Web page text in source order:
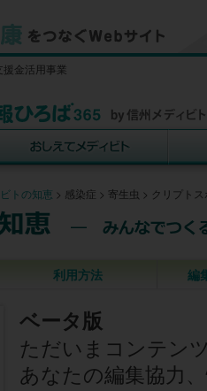
金活用事業
トの知恵 > 感染症 > 寄生虫 > クリプト
利用方法 編
ベータ版
ただいまコンテン
あなたの編集協力